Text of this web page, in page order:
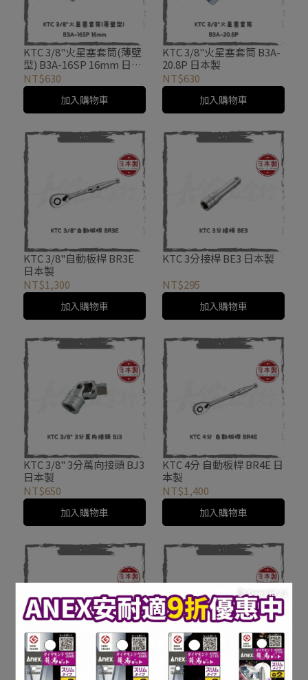
KTC 3/8"火星塞套筒(薄壁
型) B3A-16SP 16mm 日本
製
NT$630
加入購物車
KTC 3/8"火星塞套筒 B3A-
20.8P 日本製
NT$630
加入購物車
KTC 3/8"自動板桿 BR3E
日本製
NT$1,300
加入購物車
KTC 3分接桿 BE3 日本製
NT$295
加入購物車
KTC 3/8" 3分萬向接頭 BJ3
日本製
NT$650
加入購物車
KTC 4分 自動板桿 BR4E 日
本製
NT$1,400
加入購物車
KTC 4分 套筒板桿 BS4E 日
KTC 4分 接桿 BE4-